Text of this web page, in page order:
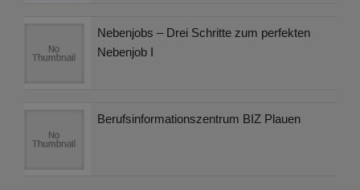
Nebenjobs – Drei Schritte zum perfekten
Nebenjob I
Berufsinformationszentrum BIZ Plauen